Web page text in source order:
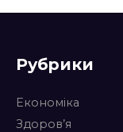
Рубрики
Економіка
Здоров’я